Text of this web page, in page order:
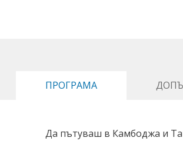
ПРОГРАМА
Да пътуваш в Камбоджа и